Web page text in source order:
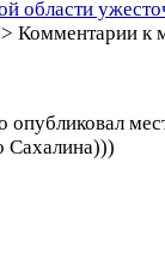
области
Комментарии к
Сахалина)))